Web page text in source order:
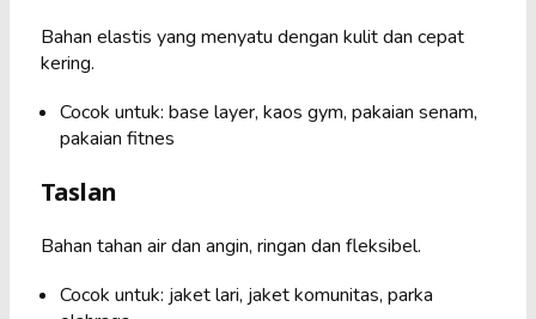
Bahan elastis yang menyatu dengan kulit dan cepat
kering.
Cocok untuk: base layer, kaos gym, pakaian senam,
pakaian fitnes
Taslan
Bahan tahan air dan angin, ringan dan fleksibel.
Cocok untuk: jaket lari, jaket komunitas, parka